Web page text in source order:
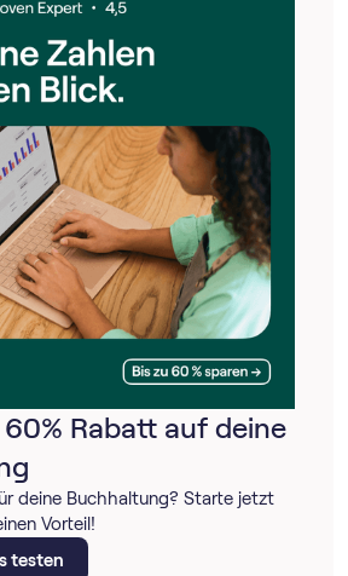
Rabatt auf deine
deine Buchhaltung? Starte jetzt
Vorteil!
testen